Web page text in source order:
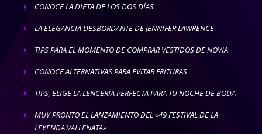
E CONOCE LA DIETA DE LOS DOS DÍAS
E LA ELEGANCIA DESBORDANTE DE JENNIFER LAWRENCE
E TIPS PARA EL MOMENTO DE COMPRAR VESTIDOS DE NOVIA
E CONOCE ALTERNATIVAS PARA EVITAR FRITURAS
E TIPS, ELIGE LA LENCERÍA PERFECTA PARA TU NOCHE DE BODA
E
MUY PRONTO EL LANZAMIENTO DEL «49 FESTIVAL DE LA
LEYENDA VALLENATA»